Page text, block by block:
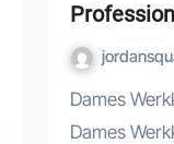
Dames Werkkleding: Stijlvol en Professioneel
Dames